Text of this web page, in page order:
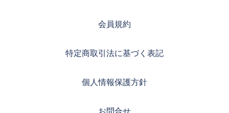
会員規約
特定商取引法に基づく表記
個人情報保護方針
お問合せ